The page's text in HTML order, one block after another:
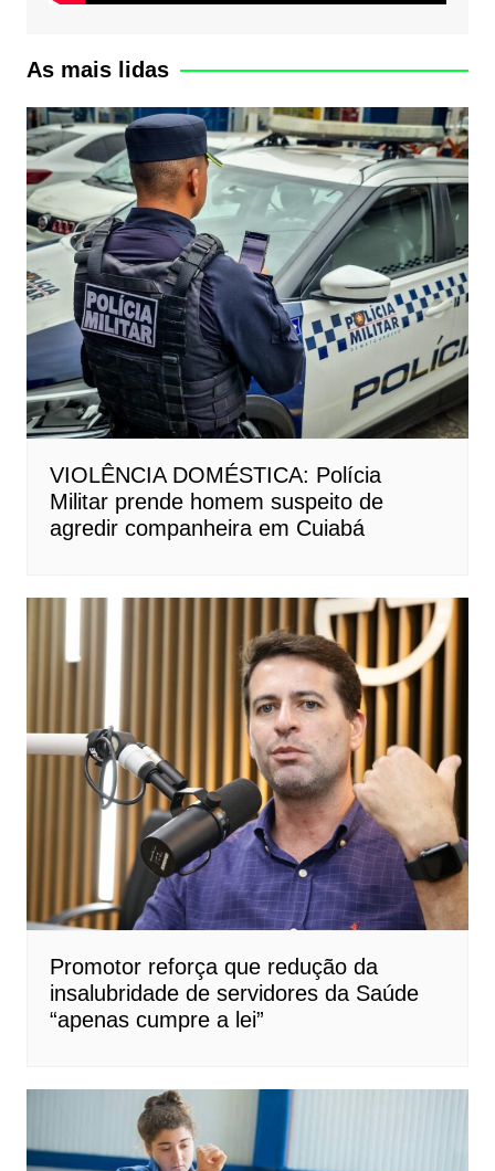
As mais lidas
VIOLÊNCIA DOMÉSTICA: Polícia
Militar prende homem suspeito de
agredir companheira em Cuiabá
Promotor reforça que redução da
insalubridade de servidores da Saúde
“apenas cumpre a lei”